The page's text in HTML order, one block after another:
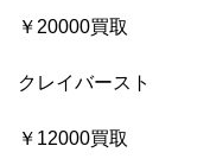
￥20000買取
クレイバースト
￥12000買取